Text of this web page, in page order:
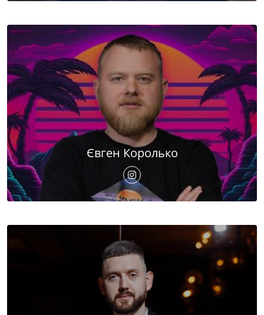
Євген Королько